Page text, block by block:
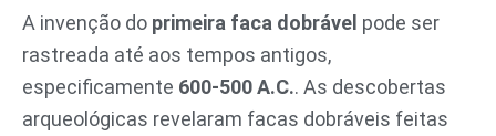
A invenção do primeira faca dobrável pode ser
rastreada até aos tempos antigos,
especificamente 600-500 A.C.. As descobertas
arqueológicas revelaram facas dobráveis feitas